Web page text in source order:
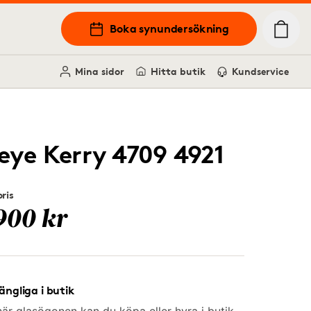
Boka synundersökning
Mina sidor Hitta butik Kundservice
Kerry 4709 4921
kr
i butik